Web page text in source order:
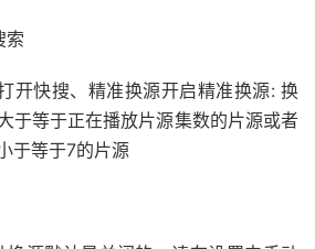
索
开快搜、精准换源开启精准换源: 换
于等于正在播放片源集数的片源或者
于等于7的片源